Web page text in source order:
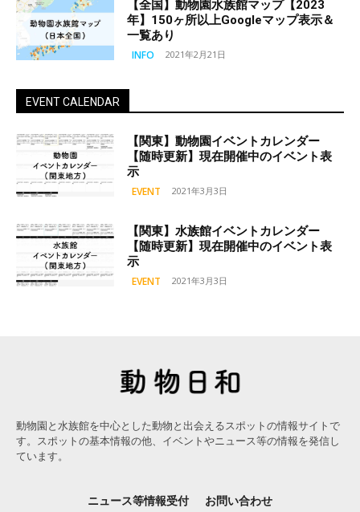
【全国】動物園水族館マップ【2023
年】150ヶ所以上Googleマップ表示＆
一覧あり
INFO 2021年2月21日
EVENT CALENDAR
【関東】動物園イベントカレンダー
【随時更新】現在開催中のイベント表
示
EVENT 2021年3月3日
【関東】水族館イベントカレンダー
【随時更新】現在開催中のイベント表
示
EVENT 2021年3月3日
動物園と水族館を中心とした動物と出会えるスポットの情報サイトで
す。スポットの基本情報の他、イベントやニュース等の情報を発信し
ています。
ニュース等情報受付 お問い合わせ